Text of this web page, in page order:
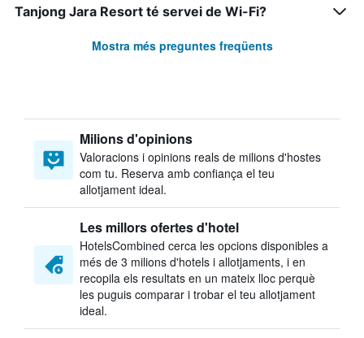
Tanjong Jara Resort té servei de Wi-Fi?
Mostra més preguntes freqüents
Milions d'opinions
Valoracions i opinions reals de milions d'hostes
com tu. Reserva amb confiança el teu
allotjament ideal.
Les millors ofertes d'hotel
HotelsCombined cerca les opcions disponibles a
més de 3 milions d'hotels i allotjaments, i en
recopila els resultats en un mateix lloc perquè
les puguis comparar i trobar el teu allotjament
ideal.